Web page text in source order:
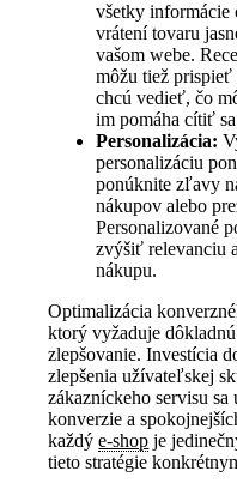
všetky informácie
vrátení tovaru
vašom webe.
môžu tiež
chcú vedieť, čo
im pomáha cítiť
Personalizácia:
personalizáciu
ponúknite zľavy
nákupov alebo
Personalizované
zvýšiť relevanciu
nákupu.
Optimalizácia
ktorý vyžaduje
zlepšovanie. Investícia
zlepšenia užívateľskej
zákazníckeho servisu
konverzie a
každýe-shop je
tieto stratégie